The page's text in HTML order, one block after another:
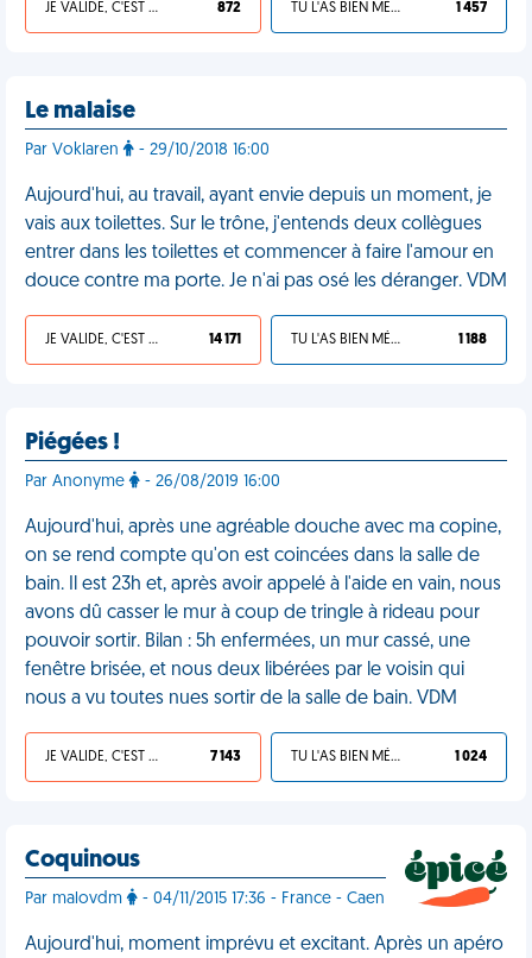
JE VALIDE, C'EST UNE VDM 872 TU L'AS BIEN MÉRITÉ 1 457
Le malaise
Par Voklaren - 29/10/2018 16:00
Aujourd'hui, au travail, ayant envie depuis un moment, je
vais aux toilettes. Sur le trône, j'entends deux collègues
entrer dans les toilettes et commencer à faire l'amour en
douce contre ma porte. Je n'ai pas osé les déranger. VDM
JE VALIDE, C'EST UNE VDM 14 171 TU L'AS BIEN MÉRITÉ 1 188
Piégées !
Par Anonyme - 26/08/2019 16:00
Aujourd'hui, après une agréable douche avec ma copine,
on se rend compte qu'on est coincées dans la salle de
bain. Il est 23h et, après avoir appelé à l'aide en vain, nous
avons dû casser le mur à coup de tringle à rideau pour
pouvoir sortir. Bilan : 5h enfermées, un mur cassé, une
fenêtre brisée, et nous deux libérées par le voisin qui
nous a vu toutes nues sortir de la salle de bain. VDM
JE VALIDE, C'EST UNE VDM 7 143 TU L'AS BIEN MÉRITÉ 1 024
Coquinous
Par malovdm - 04/11/2015 17:36 - France - Caen
Aujourd'hui, moment imprévu et excitant. Après un apéro